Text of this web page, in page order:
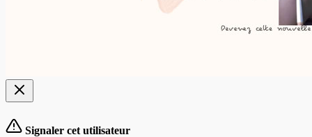
Signaler cet utilisateur